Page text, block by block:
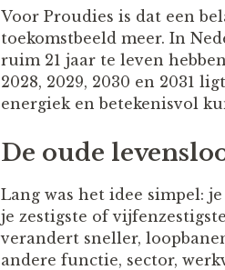
Voor Proudies is dat een
toekomstbeeld meer. In
ruim 21 jaar te leven
2028, 2029, 2030 en 2031
energiek en betekenisvol
De oude
Lang was het idee simpel:
je zestigste of
verandert sneller,
andere functie, sector,